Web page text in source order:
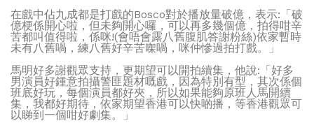
在戲中佔九成都是打戲的Bosco對於播放量破億，表示:「破
億梗係開心啦，但未夠開心囉，可以再多幾個億，拍得咁辛
苦都叫值得啦，係咪!(會唔會露八舊腹肌答謝粉絲)依家暫時
未有八舊喎，練八舊好辛苦㗎喎，咪仲慘過拍打戲。」
馬明好多謝觀眾支持，更期望可以開拍續集，他說:「好多
男演員好鍾意拍攝警匪題材嘅戲，因為特別有型，其次係個
班底好玩，每個演員都好夾，所以如果能夠原班人馬開續
集，我都好期待，依家期望香港可以快啲播，等香港觀眾可
以睇到一個咁好劇集。」